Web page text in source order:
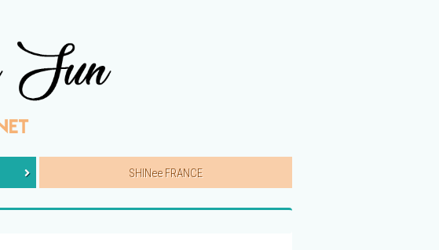
SHINee FRANCE